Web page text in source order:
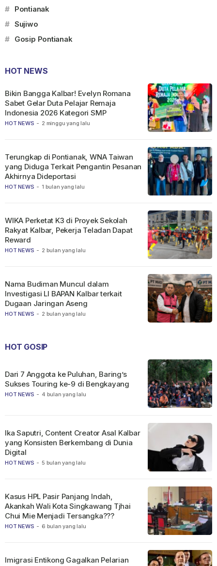
# Pontianak
# Sujiwo
# Gosip Pontianak
HOT NEWS
HOT NEWS - 2 minggu yang lalu
Bikin Bangga Kalbar! Evelyn Romana
Sabet Gelar Duta Pelajar Remaja
Indonesia 2026 Kategori SMP
HOT NEWS - 1 bulan yang lalu
Terungkap di Pontianak, WNA Taiwan
yang Diduga Terkait Pengantin Pesanan
Akhirnya Dideportasi
HOT NEWS - 2 bulan yang lalu
WIKA Perketat K3 di Proyek Sekolah
Rakyat Kalbar, Pekerja Teladan Dapat
Reward
HOT NEWS - 2 bulan yang lalu
Nama Budiman Muncul dalam
Investigasi LI BAPAN Kalbar terkait
Dugaan Jaringan Aseng
HOT GOSIP
HOT NEWS - 4 bulan yang lalu
Dari 7 Anggota ke Puluhan, Baring’s
Sukses Touring ke-9 di Bengkayang
HOT NEWS - 5 bulan yang lalu
Ika Saputri, Content Creator Asal Kalbar
yang Konsisten Berkembang di Dunia
Digital
HOT NEWS - 6 bulan yang lalu
Kasus HPL Pasir Panjang Indah,
Akankah Wali Kota Singkawang Tjhai
Chui Mie Menjadi Tersangka???
Imigrasi Entikong Gagalkan Pelarian